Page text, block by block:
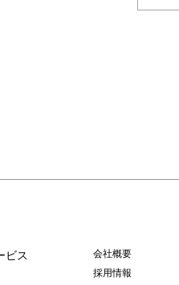
ビス
会社概要
採用情報